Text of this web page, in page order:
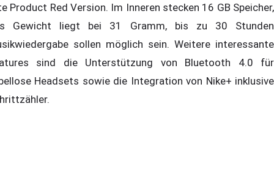
Product Red Version. Im Inneren stecken 16 GB Speicher,
Gewicht liegt bei 31 Gramm, bis zu 30 Stunden
sollen möglich sein. Weitere interessante
sind die Unterstützung von Bluetooth 4.0 für
Headsets sowie die Integration von Nike+ inklusive